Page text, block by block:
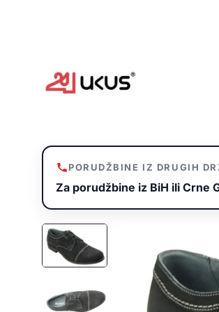
PORUDŽBINE IZ DRUGIH
Za porudžbine iz BiH ili Crne